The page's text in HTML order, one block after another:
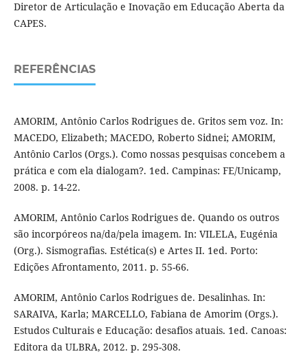
Diretor de Articulação e Inovação em Educação Aberta da
CAPES.
REFERÊNCIAS
AMORIM, Antônio Carlos Rodrigues de. Gritos sem voz. In:
MACEDO, Elizabeth; MACEDO, Roberto Sidnei; AMORIM,
Antônio Carlos (Orgs.). Como nossas pesquisas concebem a
prática e com ela dialogam?. 1ed. Campinas: FE/Unicamp,
2008. p. 14-22.
AMORIM, Antônio Carlos Rodrigues de. Quando os outros
são incorpóreos na/da/pela imagem. In: VILELA, Eugénia
(Org.). Sismografias. Estética(s) e Artes II. 1ed. Porto:
Edições Afrontamento, 2011. p. 55-66.
AMORIM, Antônio Carlos Rodrigues de. Desalinhas. In:
SARAIVA, Karla; MARCELLO, Fabiana de Amorim (Orgs.).
Estudos Culturais e Educação: desafios atuais. 1ed. Canoas:
Editora da ULBRA, 2012. p. 295-308.